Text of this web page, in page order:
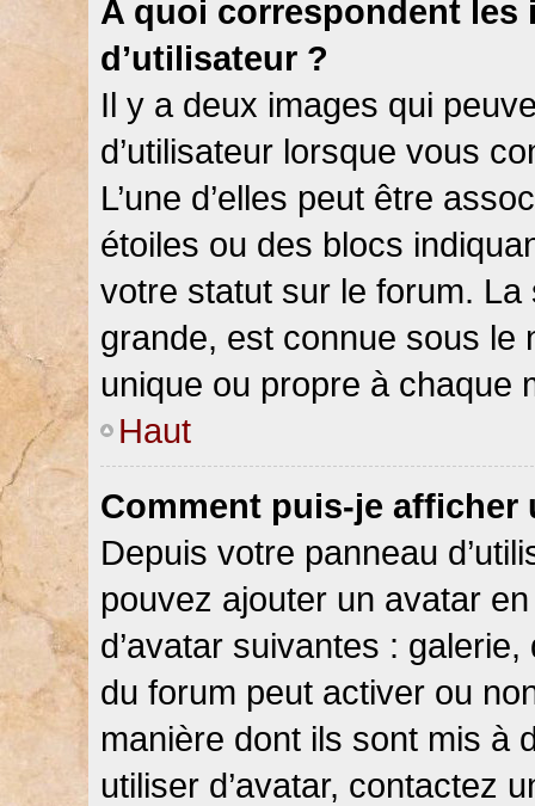
A quoi correspondent les
d’utilisateur ?
Il y a deux images qui
d’utilisateur lorsque vous
L’une d’elles peut être
étoiles ou des blocs
votre statut sur le forum.
grande, est connue sous le
unique ou propre à chaque
Haut
Comment puis-je afficher
Depuis votre panneau
pouvez ajouter un avatar
d’avatar suivantes :
du forum peut activer ou
manière dont ils sont mis à
utiliser d’avatar, contactez